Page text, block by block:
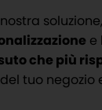
e
che più
tuo negozio